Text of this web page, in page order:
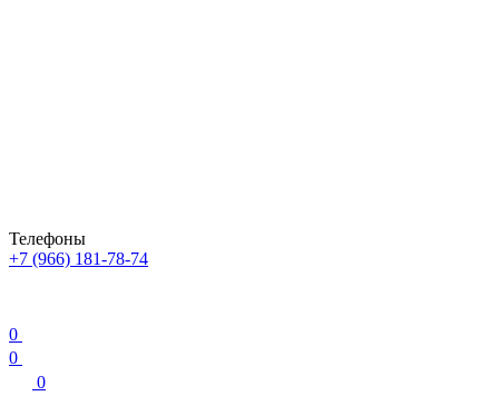
Телефоны
+7 (966) 181-78-74
0
0
0